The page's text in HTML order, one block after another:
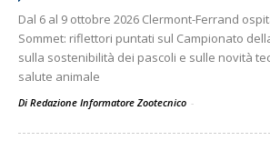
Dal 6 al 9 ottobre 2026 Clermont-Ferrand
Sommet: riflettori puntati sul Campionato
sulla sostenibilità dei pascoli e sulle novità
salute animale
Di Redazione Informatore Zootecnico -